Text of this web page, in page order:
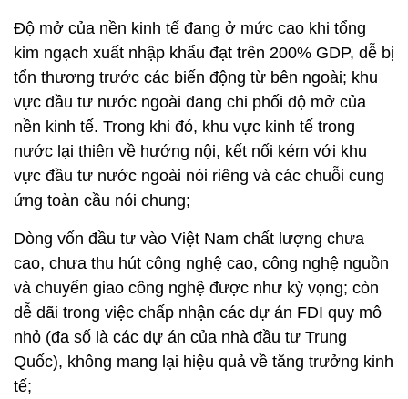
Độ mở của nền kinh tế đang ở mức cao khi tổng
kim ngạch xuất nhập khẩu đạt trên 200% GDP, dễ bị
tổn thương trước các biến động từ bên ngoài; khu
vực đầu tư nước ngoài đang chi phối độ mở của
nền kinh tế. Trong khi đó, khu vực kinh tế trong
nước lại thiên về hướng nội, kết nối kém với khu
vực đầu tư nước ngoài nói riêng và các chuỗi cung
ứng toàn cầu nói chung;
Dòng vốn đầu tư vào Việt Nam chất lượng chưa
cao, chưa thu hút công nghệ cao, công nghệ nguồn
và chuyển giao công nghệ được như kỳ vọng; còn
dễ dãi trong việc chấp nhận các dự án FDI quy mô
nhỏ (đa số là các dự án của nhà đầu tư Trung
Quốc), không mang lại hiệu quả về tăng trưởng kinh
tế;